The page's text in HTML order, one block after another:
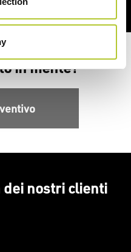
in mente?
dei nostri clienti